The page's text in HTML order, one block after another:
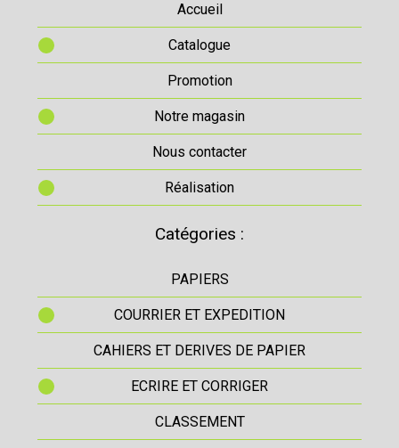
Accueil
Catalogue
Promotion
Notre magasin
Nous contacter
Réalisation
Catégories :
PAPIERS
COURRIER ET EXPEDITION
CAHIERS ET DERIVES DE PAPIER
ECRIRE ET CORRIGER
CLASSEMENT